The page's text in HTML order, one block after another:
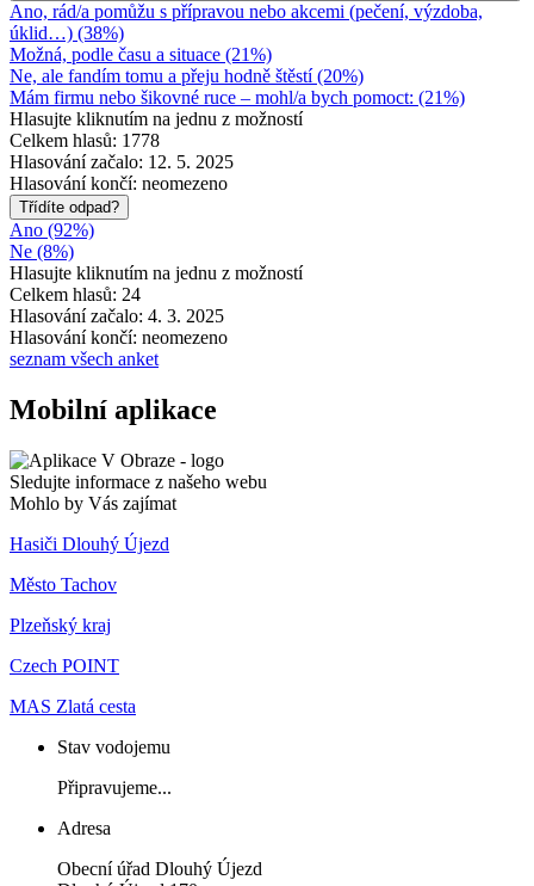
Ano, rád/a pomůžu s přípravou nebo akcemi (pečení, výzdoba,
úklid…) (38%)
Možná, podle času a situace (21%)
Ne, ale fandím tomu a přeju hodně štěstí (20%)
Mám firmu nebo šikovné ruce – mohl/a bych pomoct: (21%)
Hlasujte kliknutím na jednu z možností
Celkem hlasů: 1778
Hlasování začalo: 12. 5. 2025
Hlasování končí: neomezeno
Třídíte odpad?
Ano (92%)
Ne (8%)
Hlasujte kliknutím na jednu z možností
Celkem hlasů: 24
Hlasování začalo: 4. 3. 2025
Hlasování končí: neomezeno
seznam všech anket
Mobilní aplikace
Sledujte informace z našeho webu
Mohlo by Vás zajímat
Hasiči Dlouhý Újezd
Město Tachov
Plzeňský kraj
Czech POINT
MAS Zlatá cesta
Stav vodojemu
Připravujeme...
Adresa
Obecní úřad Dlouhý Újezd